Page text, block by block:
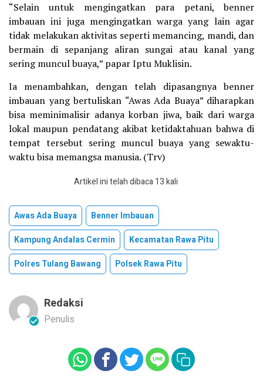
“Selain untuk mengingatkan para petani, benner
imbauan ini juga mengingatkan warga yang lain agar
tidak melakukan aktivitas seperti memancing, mandi, dan
bermain di sepanjang aliran sungai atau kanal yang
sering muncul buaya,” papar Iptu Muklisin.
Ia menambahkan, dengan telah dipasangnya benner
imbauan yang bertuliskan “Awas Ada Buaya” diharapkan
bisa meminimalisir adanya korban jiwa, baik dari warga
lokal maupun pendatang akibat ketidaktahuan bahwa di
tempat tersebut sering muncul buaya yang sewaktu-
waktu bisa memangsa manusia. (Trv)
Artikel ini telah dibaca 13 kali
Awas Ada Buaya
Benner Imbauan
Kampung Andalas Cermin
Kecamatan Rawa Pitu
Polres Tulang Bawang
Polsek Rawa Pitu
Redaksi
Penulis